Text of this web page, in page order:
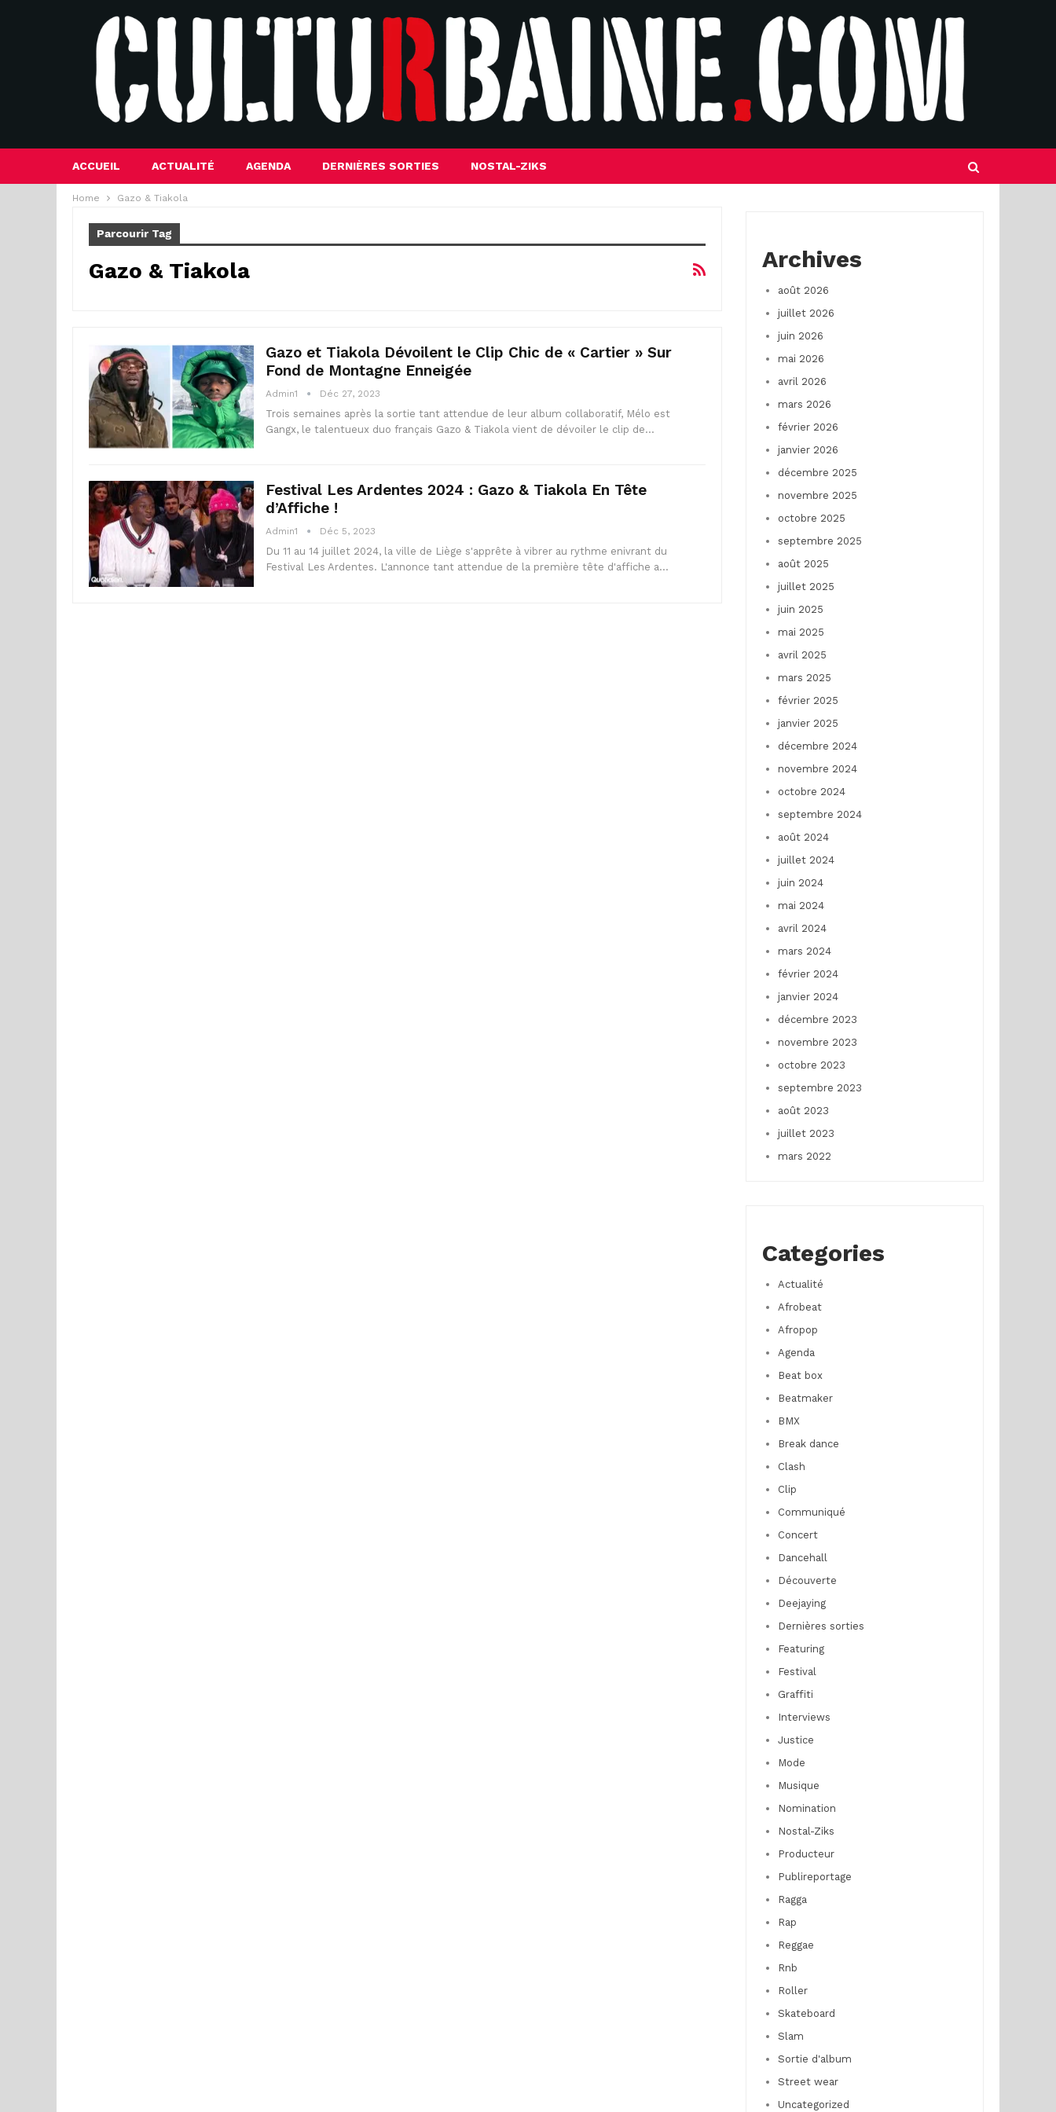
ACCUEIL ACTUALITÉ AGENDA DERNIÈRES SORTIES NOSTAL-ZIKS
Home Gazo & Tiakola
Parcourir Tag
Gazo & Tiakola
Gazo et Tiakola Dévoilent le Clip Chic de « Cartier » Sur
Fond de Montagne Enneigée
Admin1 Déc 27, 2023
Trois semaines après la sortie tant attendue de leur album collaboratif, Mélo est
Gangx, le talentueux duo français Gazo & Tiakola vient de dévoiler le clip de…
Festival Les Ardentes 2024 : Gazo & Tiakola En Tête
d’Affiche !
Admin1 Déc 5, 2023
Du 11 au 14 juillet 2024, la ville de Liège s'apprête à vibrer au rythme enivrant du
Festival Les Ardentes. L'annonce tant attendue de la première tête d'affiche a…
Archives
août 2026
juillet 2026
juin 2026
mai 2026
avril 2026
mars 2026
février 2026
janvier 2026
décembre 2025
novembre 2025
octobre 2025
septembre 2025
août 2025
juillet 2025
juin 2025
mai 2025
avril 2025
mars 2025
février 2025
janvier 2025
décembre 2024
novembre 2024
octobre 2024
septembre 2024
août 2024
juillet 2024
juin 2024
mai 2024
avril 2024
mars 2024
février 2024
janvier 2024
décembre 2023
novembre 2023
octobre 2023
septembre 2023
août 2023
juillet 2023
mars 2022
Categories
Actualité
Afrobeat
Afropop
Agenda
Beat box
Beatmaker
BMX
Break dance
Clash
Clip
Communiqué
Concert
Dancehall
Découverte
Deejaying
Dernières sorties
Featuring
Festival
Graffiti
Interviews
Justice
Mode
Musique
Nomination
Nostal-Ziks
Producteur
Publireportage
Ragga
Rap
Reggae
Rnb
Roller
Skateboard
Slam
Sortie d'album
Street wear
Uncategorized